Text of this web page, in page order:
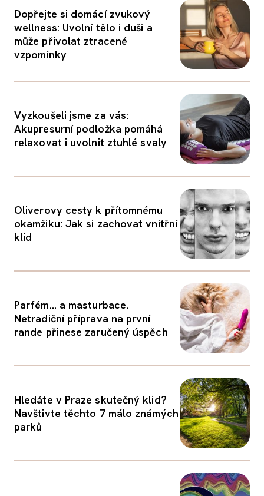
Dopřejte si domácí zvukový
wellness: Uvolní tělo i duši a
může přivolat ztracené
vzpomínky
Vyzkoušeli jsme za vás:
Akupresurní podložka pomáhá
relaxovat i uvolnit ztuhlé svaly
Oliverovy cesty k přítomnému
okamžiku: Jak si zachovat vnitřní
klid
Parfém... a masturbace.
Netradiční příprava na první
rande přinese zaručený úspěch
Hledáte v Praze skutečný klid?
Navštivte těchto 7 málo známých
parků